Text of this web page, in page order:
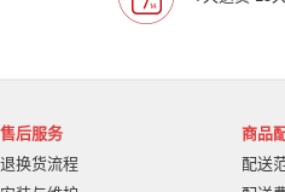
美松达/MAXSOUND
克 柏克
中科
售后服务
退换货流程
商品
配送